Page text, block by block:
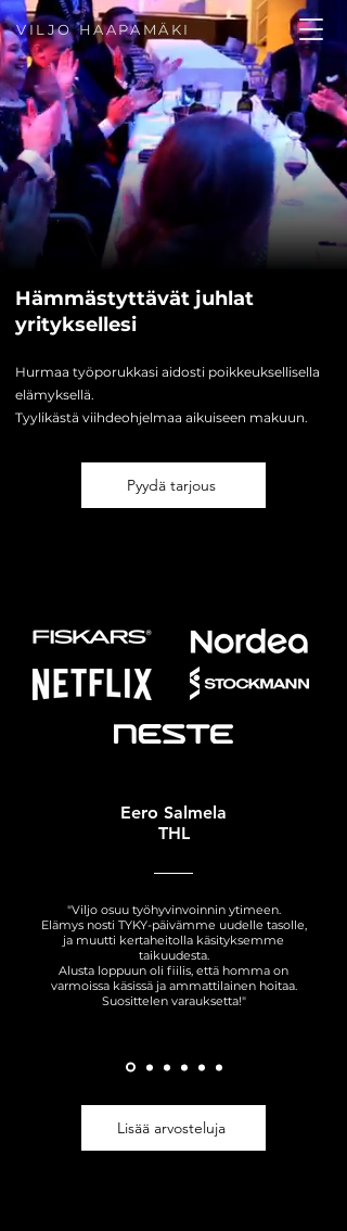
VILJO HAAPAMÄKI
Hämmästyttävät juhlat
yrityksellesi
Hurmaa työporukkasi aidosti poikkeuksellisella
elämyksellä.
Tyylikästä viihdeohjelmaa aikuiseen makuun.
Pyydä tarjous
Eero Salmela
THL
"Viljo osuu työhyvinvoinnin ytimeen.
Elämys nosti TYKY-päivämme uudelle tasolle,
ja muutti kertaheitolla käsityksemme
taikuudesta.
Alusta loppuun oli fiilis, että homma on
varmoissa käsissä ja ammattilainen hoitaa.
Suosittelen varauksetta!"
Lisää arvosteluja